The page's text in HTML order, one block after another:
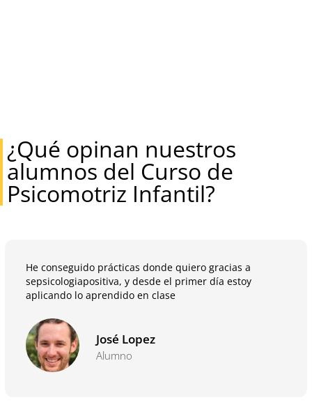
¿Qué opinan nuestros
alumnos del Curso de
Psicomotriz Infantil?
He conseguido prácticas donde quiero gracias a
sepsicologiapositiva, y desde el primer día estoy
aplicando lo aprendido en clase
José Lopez
Alumno